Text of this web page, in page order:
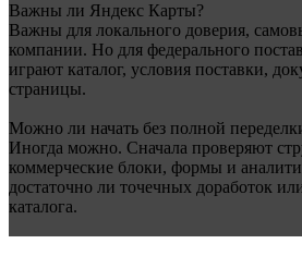
Важны ли Яндекс Карты?
Важны для локального доверия,
компании. Но для федерального
играют каталог, условия поставки,
страницы.
Можно ли начать без полной
Иногда можно. Сначала проверяют
коммерческие блоки, формы и
достаточно ли точечных доработок
каталога.